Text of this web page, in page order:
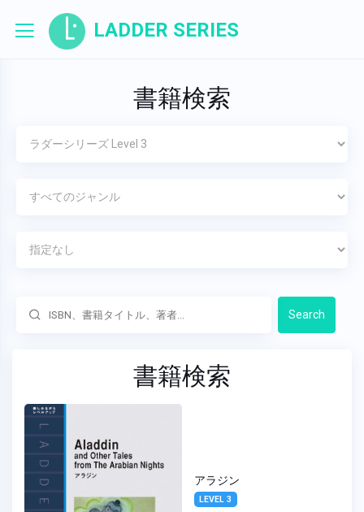
LADDER SERIES
書籍検索
Search
書籍検索
アラジン
LEVEL 3